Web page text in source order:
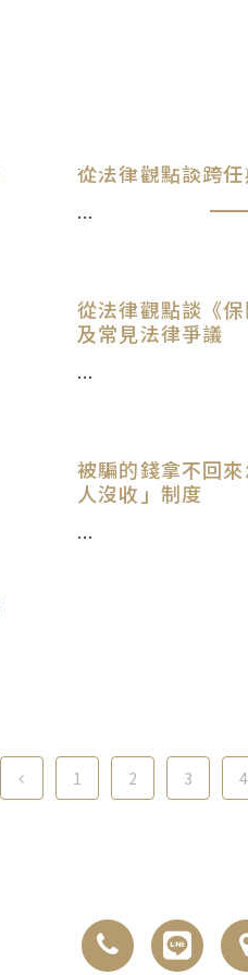
從法律觀點談跨
...
從法律觀點談《
及常見法律爭議
...
被騙的錢拿不回
人沒收」制度
...
1 2 3 4